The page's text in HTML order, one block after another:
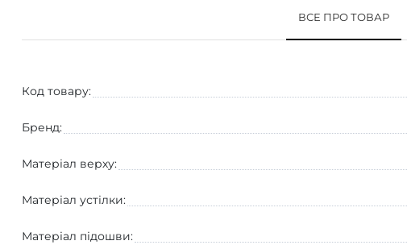
ВСЕ ПРО ТОВАР
Код товару:
Бренд:
Матеріал верху:
Матеріал устілки:
Матеріал підошви: